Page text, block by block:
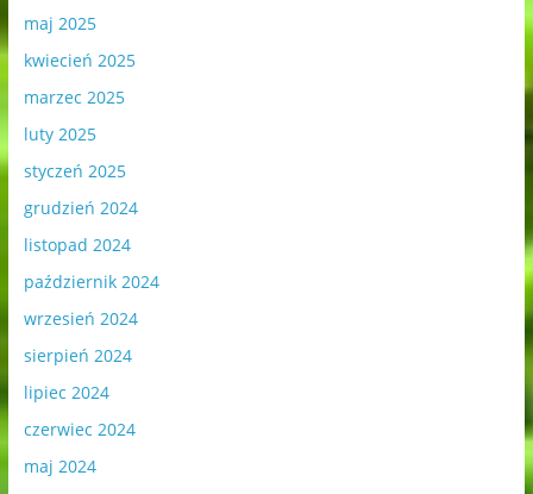
maj 2025
kwiecień 2025
marzec 2025
luty 2025
styczeń 2025
grudzień 2024
listopad 2024
październik 2024
wrzesień 2024
sierpień 2024
lipiec 2024
czerwiec 2024
maj 2024